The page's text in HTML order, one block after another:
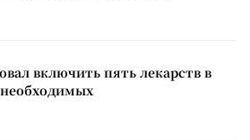
включить пять лекарств в